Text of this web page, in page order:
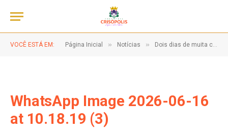
VOCÊ ESTÁ EM: Página Inicial » Notícias » Dois dias de muita cultura, tradição e alegria!
WhatsApp Image 2026-06-16
at 10.18.19 (3)